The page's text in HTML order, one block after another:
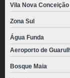
Vila Nova Conceição
Zona Sul
Água Funda
Aeroporto de
Bosque Maia